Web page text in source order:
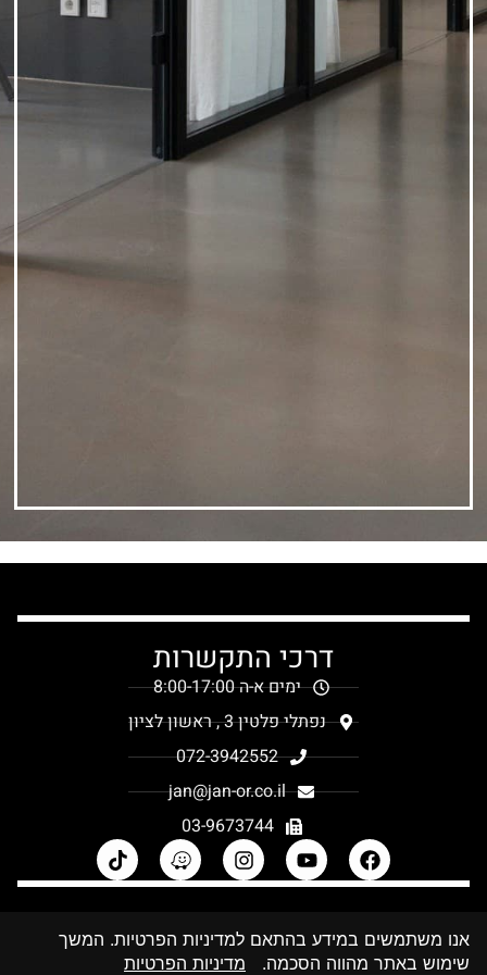
מפת אתר
קטלוג 2026
דרכי התקשרות
ימים א-ה 8:00-17:00
נפתלי פלטין 3 , ראשון לציון
072-3942552
jan@jan-or.co.il
03-9673744
אנו משתמשים במידע בהתאם למדיניות הפרטיות. המשך
שימוש באתר מהווה הסכמה. מדיניות הפרטיות